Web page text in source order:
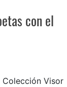
con el
Colección Visor